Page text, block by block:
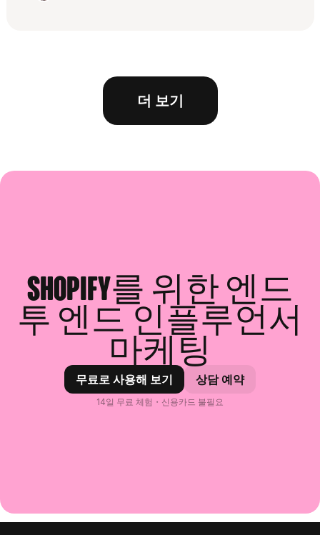
더 보기
Shopify를 위한 엔드
투 엔드 인플루언서
마케팅
무료로 사용해 보기 상담 예약
14일 무료 체험・신용카드 불필요